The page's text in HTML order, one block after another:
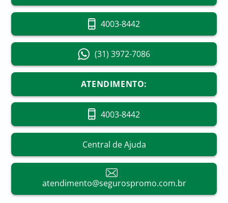
4003-8442
(31) 3972-7086
ATENDIMENTO:
4003-8442
Central de Ajuda
atendimento@segurospromo.com.br